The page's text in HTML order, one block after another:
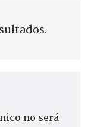
no será